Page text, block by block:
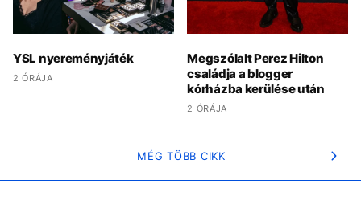
YSL nyereményjáték
2 ÓRÁJA
Megszólalt Perez Hilton
családja a blogger
kórházba kerülése után
2 ÓRÁJA
MÉG TÖBB CIKK